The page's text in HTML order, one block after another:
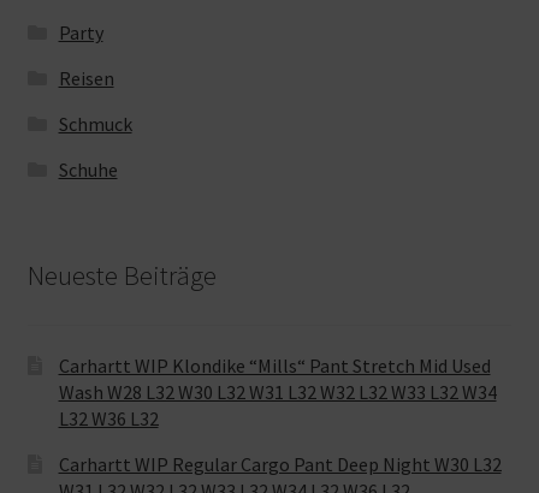
Party
Reisen
Schmuck
Schuhe
Neueste Beiträge
Carhartt WIP Klondike “Mills“ Pant Stretch Mid Used
Wash W28 L32 W30 L32 W31 L32 W32 L32 W33 L32 W34
L32 W36 L32
Carhartt WIP Regular Cargo Pant Deep Night W30 L32